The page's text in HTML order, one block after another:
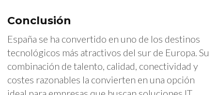
Conclusión
España se ha convertido en uno de los destinos
tecnológicos más atractivos del sur de Europa. Su
combinación de talento, calidad, conectividad y
costes razonables la convierten en una opción